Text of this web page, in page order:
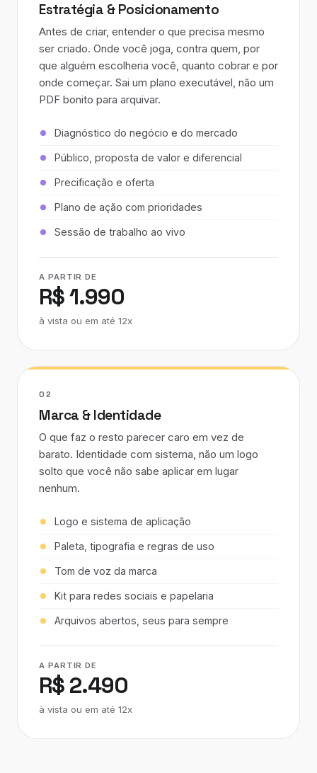
Estratégia & Posicionamento
Antes de criar, entender o que precisa mesmo
ser criado. Onde você joga, contra quem, por
que alguém escolheria você, quanto cobrar e por
onde começar. Sai um plano executável, não um
PDF bonito para arquivar.
Diagnóstico do negócio e do mercado
Público, proposta de valor e diferencial
Precificação e oferta
Plano de ação com prioridades
Sessão de trabalho ao vivo
A PARTIR DE
R$ 1.990
à vista ou em até 12x
02
Marca & Identidade
O que faz o resto parecer caro em vez de
barato. Identidade com sistema, não um logo
solto que você não sabe aplicar em lugar
nenhum.
Logo e sistema de aplicação
Paleta, tipografia e regras de uso
Tom de voz da marca
Kit para redes sociais e papelaria
Arquivos abertos, seus para sempre
A PARTIR DE
R$ 2.490
à vista ou em até 12x